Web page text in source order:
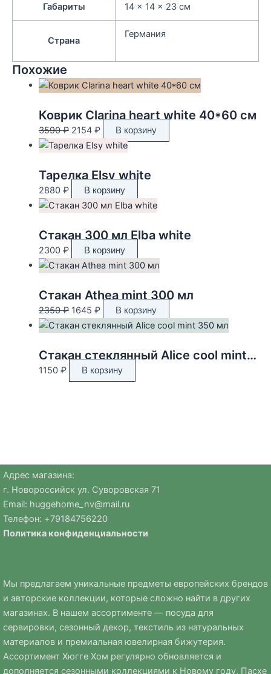
Габариты 14 × 14 × 23 см
Страна
Германия
Похожие
Коврик Clarina heart white 40*60 см
3590₽ Первоначальная
цена
3590 ₽.
2154 ₽Текущая
цена:
В корзину
Тарелка Elsy white
2880 ₽ В корзину
Стакан 300 мл Elba white
2300 ₽ В корзину
Стакан Athea mint 300 мл
2350₽ Первоначальная
цена
2350 ₽.
1645 ₽Текущая
цена:
В корзину
Стакан стеклянный Alice cool mint 350 мл
1150 ₽ В корзину
Адрес магазина:
г. Новороссийск ул. Суворовская 71
Email: huggehome_nv@mail.ru
Телефон: +79184756220
Политика конфиденциальности
Мы предлагаем уникальные предметы европейских брендов
и авторские коллекции, которые сложно найти в других
магазинах. В нашем ассортименте — посуда для
сервировки, сезонный декор, текстиль из натуральных
материалов и премиальная ювелирная бижутерия.
Ассортимент Хюгге Хом регулярно обновляется и
дополняется сезонными коллекциями к Новому году, Пасхе